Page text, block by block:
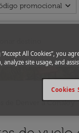
promocional expand_more
de Denver a Conakry
destino) o
“Accept All Cookies”, you
analyze site usage, and
Cookies